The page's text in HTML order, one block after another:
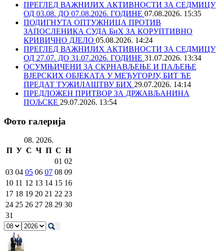
ПРЕГЛЕД ВАЖНИЈИХ АКТИВНОСТИ ЗА СЕДМИЦУ
ОД 03.08. ДО 07.08.2026. ГОДИНЕ 07.08.2026. 15:35
ПОДИГНУТА ОПТУЖНИЦА ПРОТИВ
ЗАПОСЛЕНИКА СУДА БиХ ЗА КОРУПТИВНО
КРИВИЧНО ДЈЕЛО 05.08.2026. 14:24
ПРЕГЛЕД ВАЖНИЈИХ АКТИВНОСТИ ЗА СЕДМИЦУ
ОД 27.07. ДО 31.07.2026. ГОДИНЕ 31.07.2026. 13:34
ОСУМЊИЧЕНИ ЗА СКРНАВЉЕЊЕ И ПАЉЕЊЕ
ВЈЕРСКИХ ОБЈЕКАТА У МЕЂУГОРЈУ, БИТ ЋЕ
ПРЕДАТ ТУЖИЛАШТВУ БИХ 29.07.2026. 14:14
ПРЕДЛОЖЕН ПРИТВОР ЗА ДРЖАВЉАНИНА
ПОЉСКЕ 29.07.2026. 13:54
Фото галерија
08. 2026.
П У С Ч П С Н
01 02
03 04 05 06 07 08 09
10 11 12 13 14 15 16
17 18 19 20 21 22 23
24 25 26 27 28 29 30
31